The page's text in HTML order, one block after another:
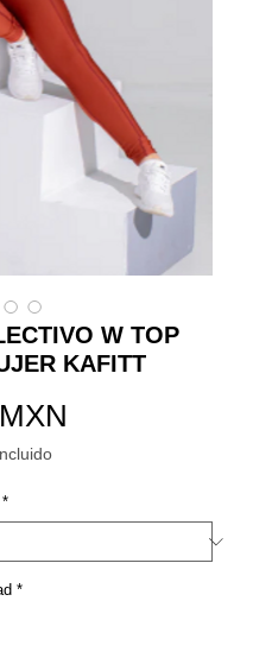
W TOP
KAFITT
*
*